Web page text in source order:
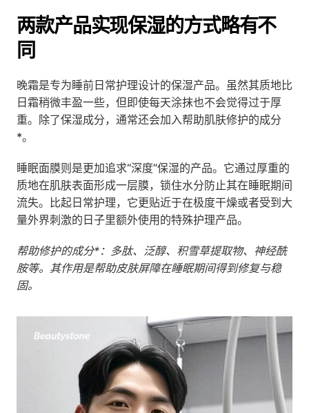
两款产品实现保湿的方式略有不
同
晚霜是专为睡前日常护理设计的保湿产品。虽然其质地比
日霜稍微丰盈一些，但即使每天涂抹也不会觉得过于厚
重。除了保湿成分，通常还会加入帮助肌肤修护的成分
*。
睡眠面膜则是更加追求“深度”保湿的产品。它通过厚重的
质地在肌肤表面形成一层膜，锁住水分防止其在睡眠期间
流失。比起日常护理，它更贴近于在极度干燥或者受到大
量外界刺激的日子里额外使用的特殊护理产品。
帮助修护的成分*：多肽、泛醇、积雪草提取物、神经酰
胺等。其作用是帮助皮肤屏障在睡眠期间得到修复与稳
固。